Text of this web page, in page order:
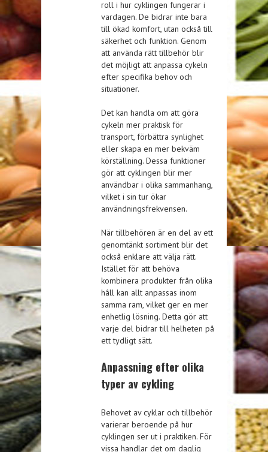
roll i hur cyklingen fungerar i
vardagen. De bidrar inte bara
till ökad komfort, utan också till
säkerhet och funktion. Genom
att använda rätt tillbehör blir
det möjligt att anpassa cykeln
efter specifika behov och
situationer.
Det kan handla om att göra
cykeln mer praktisk för
transport, förbättra synlighet
eller skapa en mer bekväm
körställning. Dessa funktioner
gör att cyklingen blir mer
användbar i olika sammanhang,
vilket i sin tur ökar
användningsfrekvensen.
När tillbehören är en del av ett
genomtänkt sortiment blir det
också enklare att välja rätt.
Istället för att behöva
kombinera produkter från olika
håll kan allt anpassas inom
samma ram, vilket ger en mer
enhetlig lösning. Detta gör att
varje del bidrar till helheten på
ett tydligt sätt.
Anpassning efter olika
typer av cykling
Behovet av cyklar och tillbehör
varierar beroende på hur
cyklingen ser ut i praktiken. För
vissa handlar det om daglig